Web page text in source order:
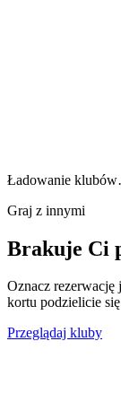
Ładowanie
Graj z innymi
Brakuje Ci
Oznacz rezerwację
kortu podzielicie
Przeglądaj kluby